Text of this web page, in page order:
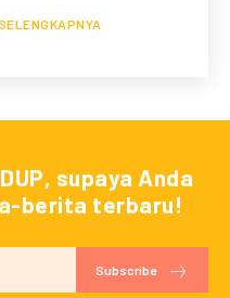
supaya Anda
berita terbaru!
Subscribe